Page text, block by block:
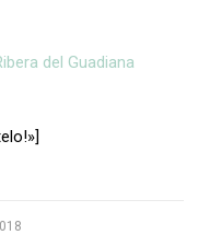
del Guadiana